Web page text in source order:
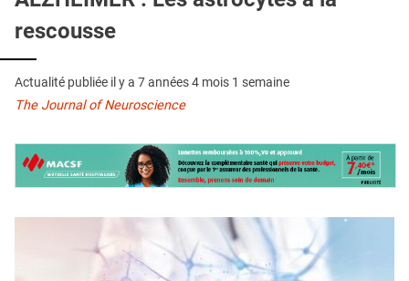
QUI SOMMES-NOUS ?
CONDITIONS GÉNÉRALES
CRÉDITS
rescousse
Actualité publiée il y a 7 années 4 mois 1 semaine
The Journal of Neuroscience